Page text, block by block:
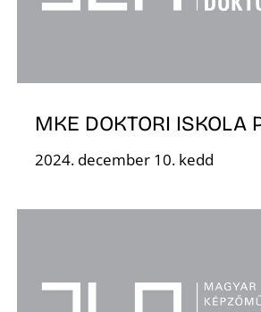
MKE DOKTORI ISKOLA
2024. december 10. kedd